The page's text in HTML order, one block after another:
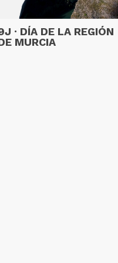
· DÍA DE LA REGIÓN
MURCIA